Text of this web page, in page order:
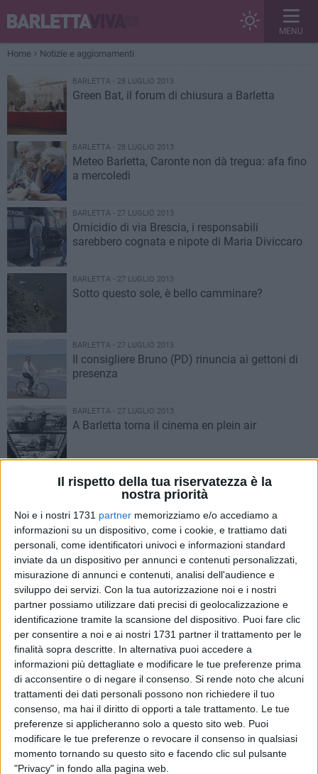
Il rispetto della tua riservatezza è la
nostra priorità
Noi e i nostri 1731 partner memorizziamo e/o accediamo a
informazioni su un dispositivo, come i cookie, e trattiamo dati
personali, come identificatori univoci e informazioni standard
inviate da un dispositivo per annunci e contenuti personalizzati,
misurazione di annunci e contenuti, analisi dell'audience e
sviluppo dei servizi. Con la tua autorizzazione noi e i nostri
partner possiamo utilizzare dati precisi di geolocalizzazione e
identificazione tramite la scansione del dispositivo. Puoi fare clic
per consentire a noi e ai nostri 1731 partner il trattamento per le
finalità sopra descritte. In alternativa puoi accedere a
informazioni più dettagliate e modificare le tue preferenze prima
di acconsentire o di negare il consenso. Si rende noto che alcuni
trattamenti dei dati personali possono non richiedere il tuo
consenso, ma hai il diritto di opporti a tale trattamento. Le tue
preferenze si applicheranno solo a questo sito web. Puoi
modificare le tue preferenze o revocare il consenso in qualsiasi
momento tornando su questo sito e facendo clic sul pulsante
"Privacy" in fondo alla pagina web.
MENU
Home Notizie e aggiornamenti
BARLETTA - 28 LUGLIO 2013
Green Bat, il forum di chiusura a Barletta
BARLETTA - 28 LUGLIO 2013
Meteo Barletta, Caronte non dà tregua: afa fino
a mercoledì
BARLETTA - 27 LUGLIO 2013
Omicidio di via Brescia, i responsabili
sarebbero cognata e nipote di Maria Diviccaro
BARLETTA - 27 LUGLIO 2013
Sotto questo sole, è bello camminare?
BARLETTA - 27 LUGLIO 2013
Il consigliere Bruno (PD) rinuncia ai gettoni di
presenza
BARLETTA - 27 LUGLIO 2013
A Barletta torna il cinema en plein air
BAT - 27 LUGLIO 2013
Effetto Tares sulle imprese della Bat: chiusura
BARLETTA - 26 LUGLIO 2013
Muore un ciclista barlettano lungo la strada
per Margherita di Savoia
ITALIA - 26 LUGLIO 2013
Province: il governo vara il ddl “svuota poteri”,
il via dal 2014
BARLETTA - 26 LUGLIO 2013
Arrestato 15enne barlettano, aveva rapinato
con altri la farmacia Salus
BARLETTA - 26 LUGLIO 2013
Emergenza-Puttilli, Divincenzo: «Con il Barletta
abbiamo chiarito passato, presente e futuro »